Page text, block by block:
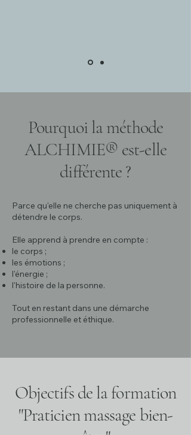
Pourquoi la méthode
ALCHIMIE® est-elle
différente ?
Parce qu'elle ne cherche pas uniquement à
détendre le corps.
Elle apprend à prendre en compte :
le corps ;
les émotions ;
l'énergie ;
l'histoire de la personne.
Tout en restant dans une démarche
professionnelle et éthique.
Objectifs de la formation
"Praticien massage bien-